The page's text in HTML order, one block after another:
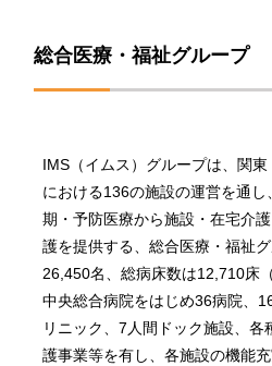
総合医療・福祉グループ
IMS（イムス）グループは、関
における136の施設の運営を通
期・予防医療から施設・在宅介
護を提供する、総合医療・福祉
26,450名、総病床数は12,710床
中央総合病院をはじめ36病院、
リニック、7人間ドック施設、
護事業等を有し、各施設の機能